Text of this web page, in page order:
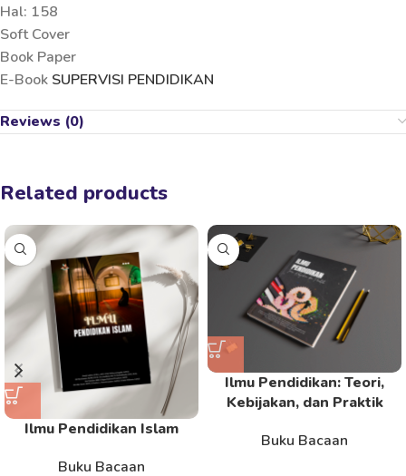
Hal: 158
Soft Cover
Book Paper
E-Book SUPERVISI PENDIDIKAN
Reviews (0)
Related products
Ilmu Pendidikan Islam
Buku Bacaan
Ilmu Pendidikan: Teori,
Kebijakan, dan Praktik
Buku Bacaan